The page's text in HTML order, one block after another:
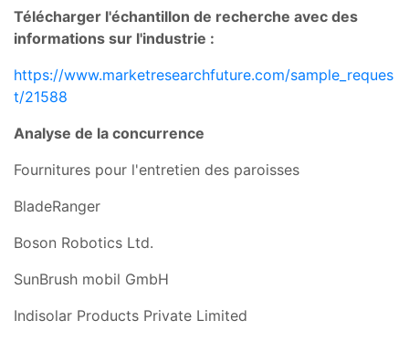
Télécharger l'échantillon de recherche avec des
informations sur l'industrie :
https://www.marketresearchfuture.com/sample_reques
t/21588
Analyse de la concurrence
Fournitures pour l'entretien des paroisses
BladeRanger
Boson Robotics Ltd.
SunBrush mobil GmbH
Indisolar Products Private Limited